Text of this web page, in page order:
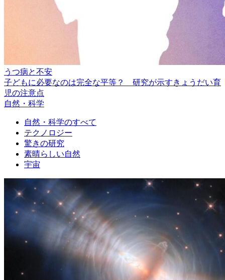
うつ病と不安
子どもに必要なのは完全な平等？ 研究が示すきょうだい育
児の注意点
自然・科学
自然・科学のすべて
テクノロジー
驚きの研究
素晴らしい自然
宇宙